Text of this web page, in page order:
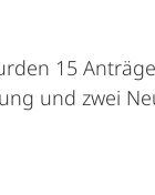
15
und zwei